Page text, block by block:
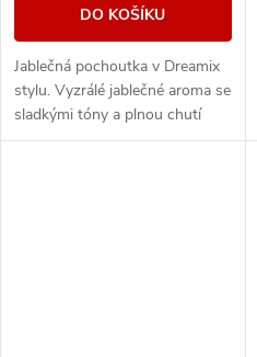
DO KOŠÍKU
Jablečná pochoutka v Dreamix
stylu. Vyzrálé jablečné aroma se
sladkými tóny a plnou chutí
provoní vaši každodenní rutinu.